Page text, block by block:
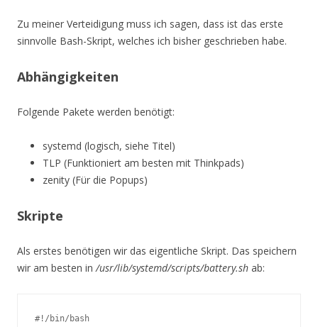
Zu meiner Verteidigung muss ich sagen, dass ist das erste
sinnvolle Bash-Skript, welches ich bisher geschrieben habe.
Abhängigkeiten
Folgende Pakete werden benötigt:
systemd (logisch, siehe Titel)
TLP (Funktioniert am besten mit Thinkpads)
zenity (Für die Popups)
Skripte
Als erstes benötigen wir das eigentliche Skript. Das speichern
wir am besten in/usr/lib/systemd/scripts/battery.sh ab:
#!/bin/bash